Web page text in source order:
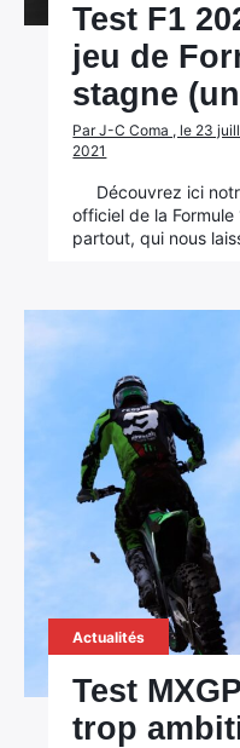
Test F1
jeu de
stagne
Par J-C Coma , le 23
2021
Découvrez ici
officiel de la
partout, qui nous
Actualités
Test
trop